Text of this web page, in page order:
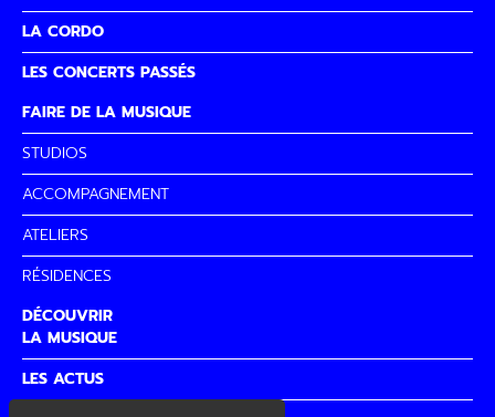
LA CORDO
LES CONCERTS PASSÉS
FAIRE DE LA MUSIQUE
STUDIOS
ACCOMPAGNEMENT
ATELIERS
RÉSIDENCES
DÉCOUVRIR
LA MUSIQUE
LES ACTUS